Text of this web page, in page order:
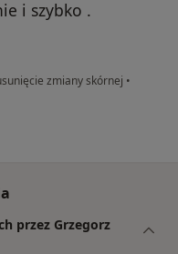
i szybko .
zmiany skórnej •
przez Grzegorz